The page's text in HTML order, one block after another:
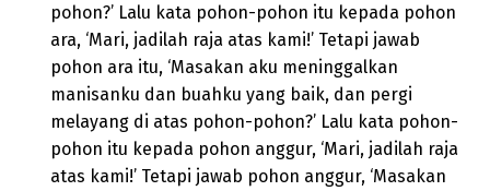
pohon?’ Lalu kata pohon-pohon itu kepada pohon
ara, ‘Mari, jadilah raja atas kami!’ Tetapi jawab
pohon ara itu, ‘Masakan aku meninggalkan
manisanku dan buahku yang baik, dan pergi
melayang di atas pohon-pohon?’ Lalu kata pohon-
pohon itu kepada pohon anggur, ‘Mari, jadilah raja
atas kami!’ Tetapi jawab pohon anggur, ‘Masakan